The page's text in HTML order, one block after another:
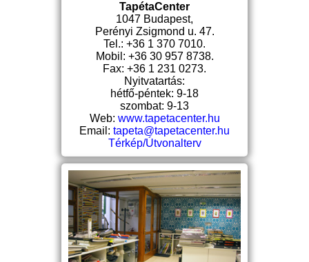
TapétaCenter
1047 Budapest,
Perényi Zsigmond u. 47.
Tel.: +36 1 370 7010.
Mobil: +36 30 957 8738.
Fax: +36 1 231 0273.
Nyitvatartás:
hétfő-péntek: 9-18
szombat: 9-13
Web: www.tapetacenter.hu
Email: tapeta@tapetacenter.hu
Térkép/Útvonalterv